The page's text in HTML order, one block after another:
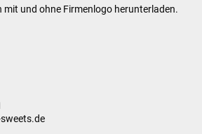
und ohne Firmenlogo herunterladen.